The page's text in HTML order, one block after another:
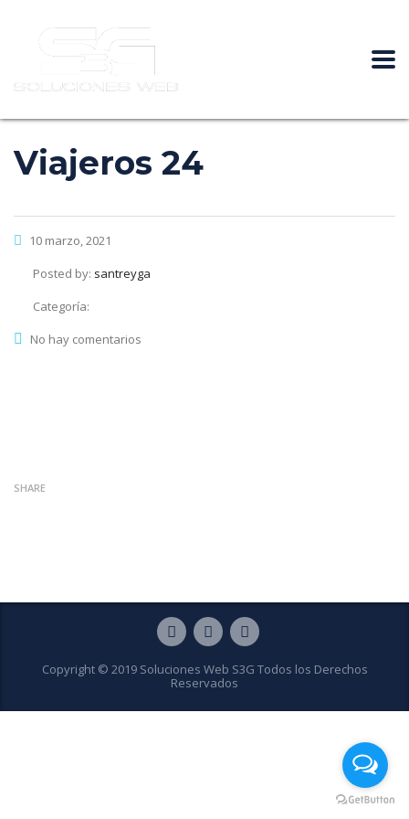
Viajeros 24
10 marzo, 2021
Posted by: santreyga
Categoría:
No hay comentarios
SHARE
Copyright © 2019 Soluciones Web S3G Todos los Derechos
Reservados